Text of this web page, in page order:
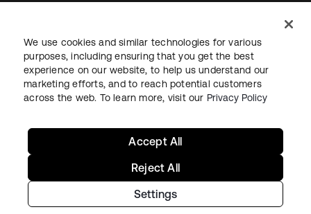
Información legalPolítica de privacidadTérminos del sitio
Seguridad Mapa del sitioPreferencias de cookies
Copyright © 2026 Okta. Todos los derechos reservados.
We use cookies and similar technologies for various
purposes, including ensuring that you get the best
experience on our website, to help us understand our
marketing efforts, and to reach potential customers
across the web. To learn more, visit our Privacy Policy
Settings
Reject All
Accept All